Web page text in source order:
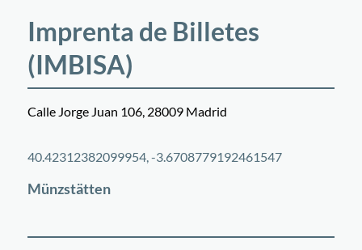
Imprenta de Billetes
(IMBISA)
Calle Jorge Juan 106, 28009 Madrid
+
40.42312382099954, -3.6708779192461547
Münzstätten